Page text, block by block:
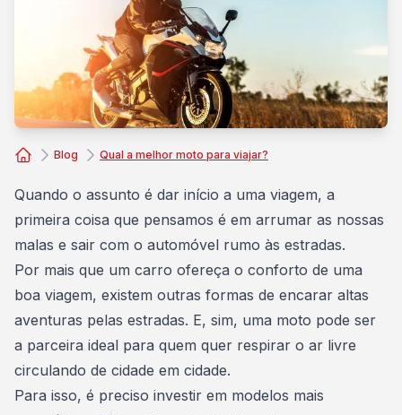
Blog Qual a melhor moto para viajar?
Quando o assunto é dar início a uma viagem, a
primeira coisa que pensamos é em arrumar as nossas
malas e sair com o automóvel rumo às estradas.
Por mais que um carro ofereça o conforto de uma
boa viagem, existem outras formas de encarar altas
aventuras pelas estradas. E, sim, uma moto pode ser
a parceira ideal para quem quer respirar o ar livre
circulando de cidade em cidade.
Para isso, é preciso investir em modelos mais